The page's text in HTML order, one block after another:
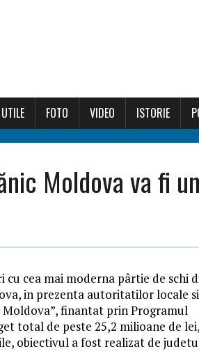
FOTO VIDEO ISTORIE
Moldova va fi un
cu cea mai moderna pârtie de schi
in prezenta autoritatilor locale
Moldova”, finantat prin Programul
total de peste 25,2 milioane de
obiectivul a fost realizat de